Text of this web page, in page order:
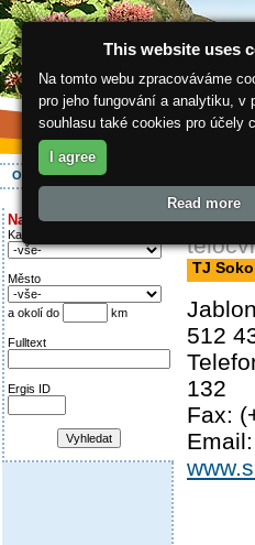
O regionu Aktivně
Najděte si:
Kategorie
Město
a okolí do km
Fulltext
Ergis ID
ergis.cz
TJ
512
132
Fax:
Email:
This website uses
Na tomto webu zpracováváme
pro jeho fungování a analytiku, v
souhlasu také cookies pro účely
I agree
Read more